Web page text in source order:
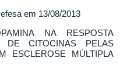
em 13/08/2013
NA RESPOSTA
DE CITOCINAS PELAS
ESCLEROSE MÚLTIPLA